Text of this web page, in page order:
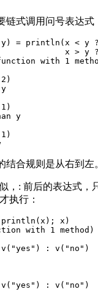
链式调用问号表达式
= println(x < y
x > y
with 1
y
结合规则是从右到左
，: 前后的表达式
执行：
x)
with 1 method)
: v("no")
: v("no")